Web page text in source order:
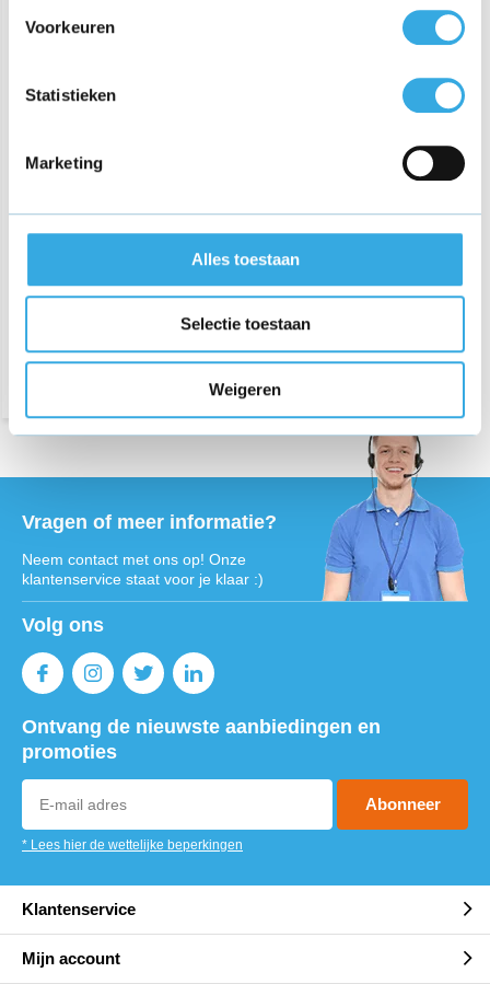
Voorkeuren
Statistieken
Marketing
Alles toestaan
Selectie toestaan
Weigeren
Adapter voor Christopeit
hometrainer
Bezorging op maandag of
Vragen of meer informatie?
Neem contact met ons op! Onze
klantenservice staat voor je klaar :)
Volg ons
Ontvang de nieuwste aanbiedingen en
promoties
Abonneer
* Lees hier de wettelijke beperkingen
Klantenservice
Mijn account